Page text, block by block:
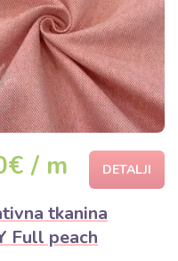
/ m DETALJI
tkanina
Full peach